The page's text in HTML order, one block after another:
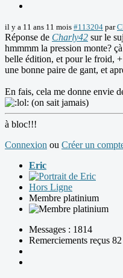
il y a 11 ans 11 mois #113204 par
Réponse de Charly42 sur le
hmmmm la pression monte?
belle édition, et pour le froid,
une bonne paire de gant, et
En fais, cela me donne envie
(on sait jamais)
à bloc!!!
Connexion ou Créer un
Eric
Hors Ligne
Membre platinium
Messages : 1814
Remerciements reçus 82